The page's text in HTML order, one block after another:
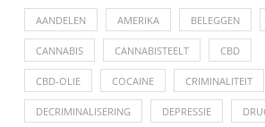
AANDELEN AMERIKA BELEGGEN
CANNABIS CANNABISTEELT CBD
CBD-OLIE COCAINE CRIMINALITEIT
DECRIMINALISERING DEPRESSIE